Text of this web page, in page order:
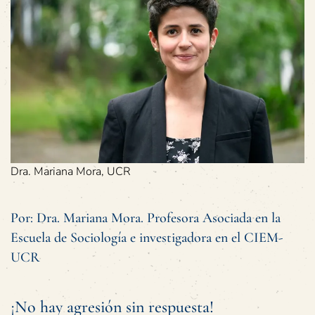
Dra. Mariana Mora, UCR
Por: Dra. Mariana Mora. Profesora Asociada en la
Escuela de Sociología e investigadora en el CIEM-
UCR
¡No hay agresión sin respuesta!